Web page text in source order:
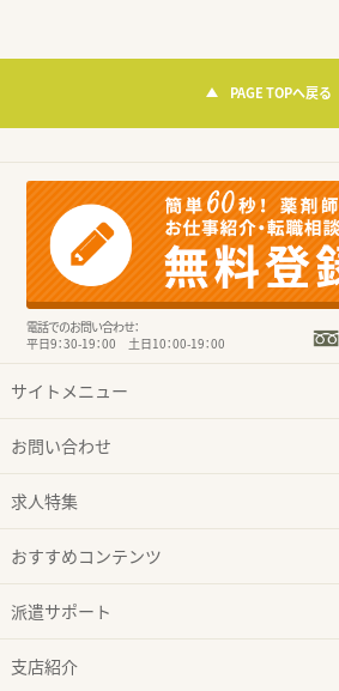
PAGE TOPへ戻る
電話でのお問い合わせ：
平日9：30-19：00 土日10：00-19：00
サイトメニュー
お問い合わせ
求人特集
おすすめコンテンツ
派遣サポート
支店紹介